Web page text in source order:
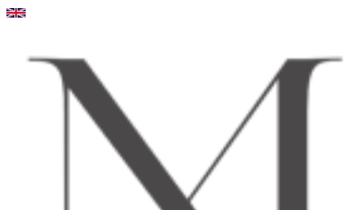
Videre